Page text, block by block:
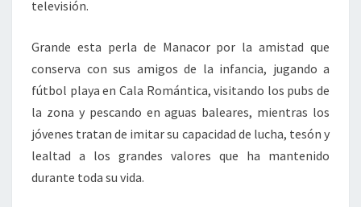
televisión.
Grande esta perla de Manacor por la amistad que
conserva con sus amigos de la infancia, jugando a
fútbol playa en Cala Romántica, visitando los pubs de
la zona y pescando en aguas baleares, mientras los
jóvenes tratan de imitar su capacidad de lucha, tesón y
lealtad a los grandes valores que ha mantenido
durante toda su vida.